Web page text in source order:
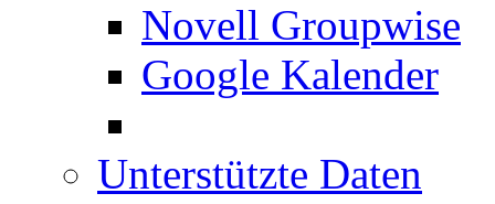
Novell Groupwise
Google Kalender
Unterstützte Daten